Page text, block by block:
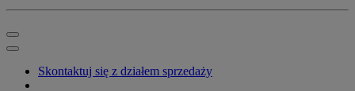
Skontaktuj się z działem sprzedaży